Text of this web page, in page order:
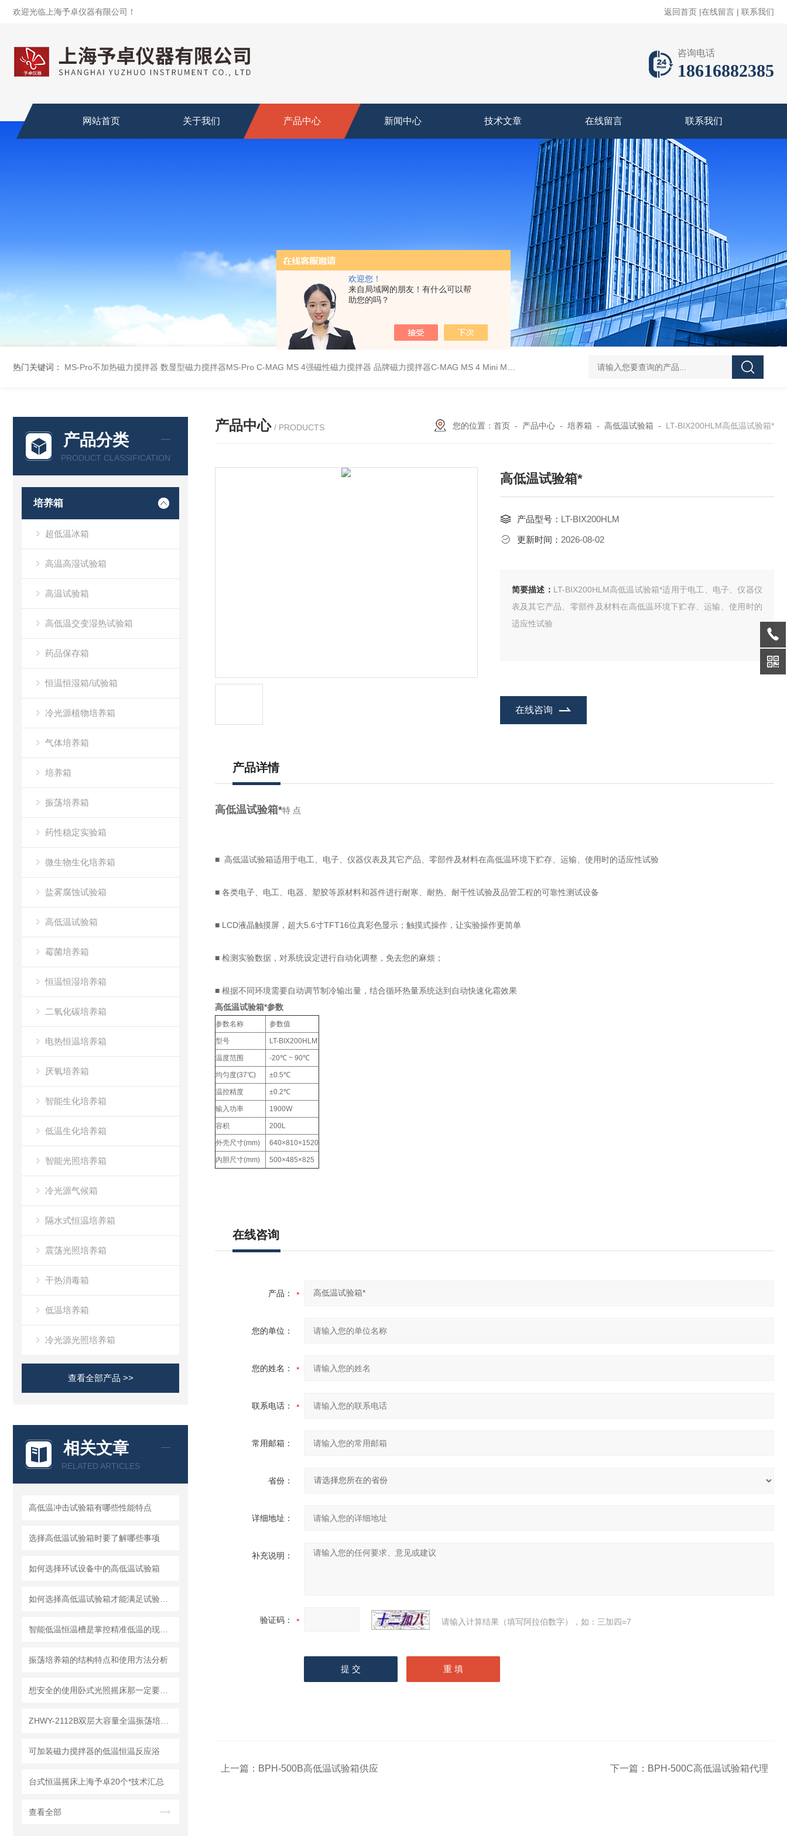
欢迎您！
来自局域网的朋友！有什么可以帮
助您的吗？
欢迎光临上海予卓仪器有限公司！ 返回首页 |在线留言 | 联系我们
咨询电话
18616882385
网站首页 关于我们 产品中心 新闻中心 技术文章 在线留言 联系我们
热门关键词： MS-Pro不加热磁力搅拌器 数显型磁力搅拌器MS-Pro C-MAG MS 4强磁性磁力搅拌器 品牌磁力搅拌器C-MAG MS 4 Mini MR standard IKA磁力搅拌器 Mini MR standard IKAMAG磁力搅拌器 IT-09A5
产品分类
PRODUCT CLASSIFICATION
培养箱
超低温冰箱
高温高湿试验箱
高温试验箱
高低温交变湿热试验箱
药品保存箱
恒温恒湿箱/试验箱
冷光源植物培养箱
气体培养箱
培养箱
振荡培养箱
药性稳定实验箱
微生物生化培养箱
盐雾腐蚀试验箱
高低温试验箱
霉菌培养箱
恒温恒湿培养箱
二氧化碳培养箱
电热恒温培养箱
厌氧培养箱
智能生化培养箱
低温生化培养箱
智能光照培养箱
冷光源气候箱
隔水式恒温培养箱
震荡光照培养箱
干热消毒箱
低温培养箱
冷光源光照培养箱
查看全部产品 >>
相关文章
RELATED ARTICLES
高低温冲击试验箱有哪些性能特点
选择高低温试验箱时要了解哪些事项
如何选择环试设备中的高低温试验箱
振荡培养箱的结构特点和使用方法分析
可加装磁力搅拌器的低温恒温反应浴
台式恒温摇床上海予卓20个*技术汇总
查看全部
产品中心 / PRODUCTS 您的位置： 首页 - 产品中心 - 培养箱 - 高低温试验箱 - LT-BIX200HLM高低温试验箱*
高低温试验箱*
产品型号： LT-BIX200HLM
更新时间： 2026-08-02
简要描述： LT-BIX200HLM高低温试验箱*适用于电工、电子、仪器仪
表及其它产品、零部件及材料在高低温环境下贮存、运输、使用时的
适应性试验
在线咨询
产品详情
高低温试验箱*特 点
■ 高低温试验箱适用于电工、电子、仪器仪表及其它产品、零部件及材料在高低温环境下贮存、运输、使用时的适应性试验
■ 各类电子、电工、电器、塑胶等原材料和器件进行耐寒、耐热、耐干性试验及品管工程的可靠性测试设备
■ LCD液晶触摸屏，超大5.6寸TFT16位真彩色显示；触摸式操作，让实验操作更简单
■ 检测实验数据，对系统设定进行自动化调整，免去您的麻烦；
■ 根据不同环境需要自动调节制冷输出量，结合循环热量系统达到自动快速化霜效果
高低温试验箱*参数
参数名称 参数值
型号 LT-BIX200HLM
温度范围 -20℃ ~ 90℃
均匀度(37℃) ±0.5℃
温控精度 ±0.2℃
输入功率 1900W
容积 200L
外壳尺寸(mm) 640×810×1520
内胆尺寸(mm) 500×485×825
在线咨询
产品：
您的单位：
您的姓名：
联系电话：
常用邮箱：
省份：
详细地址：
补充说明：
验证码： 请输入计算结果（填写阿拉伯数字），如：三加四=7
上一篇： BPH-500B高低温试验箱供应 下一篇： BPH-500C高低温试验箱代理